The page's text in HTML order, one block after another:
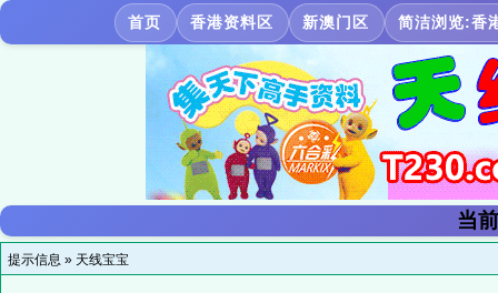
首页 香港资料区 新澳门区 简洁浏览:香
当
提示信息 » 天线宝宝